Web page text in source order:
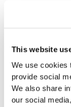
This website
We use cookies
provide social
We also share
our social